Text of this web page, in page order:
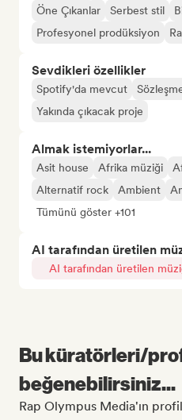
Öne Çıkanlar Serbest stil
Profesyonel prodüksiyon
Sevdikleri özellikler
Spotify'da mevcut
Yakında çıkacak proje
Almak istemiyorlar...
Asit house Afrika müziği
Alternatif rock
Ambient
Tümünü göster +101
AI tarafından üretilen
AI tarafından üretilen
Bu küratörleri/
beğenebilirsiniz...
Rap Olympus Media'ın